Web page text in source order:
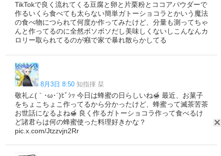
TikTokで良く流れてくる豆腐と卵と片栗粉とココアパウダーで
作るいくら食べても太らない簡単ガトーショコラとかいう魔法
の食べ物につられて何度か作ってみたけど、分量も測ってちゃ
んと作ってるのに全然ボソボソだし美味しくないしこんなんカ
ロリー取られてるのが癪で家で暴れ散らかしてる
8月3日 8:50 知指揮 栞
敬礼∠(｀･ω･´)ﾋﾞｼｯ 今日は蜂蜜の日らしいね🍯 最近、お菓子
をちょこちょこ作ってるから分かったけど、蜂蜜って滅茶苦茶
お世話になるよね🍯 良く作るガトーショコラ作って食べるけ
ど諸君らは何の蜂蜜使った料理好きかな？
pic.x.com/Jtzzvjn2Rr